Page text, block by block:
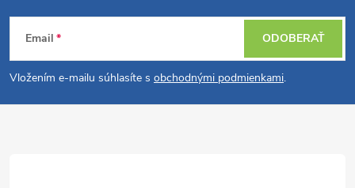
Z
á
p
Email
Vložením e-mailu súhlasíte s obchodnými podmienkami.
ODOBERAŤ